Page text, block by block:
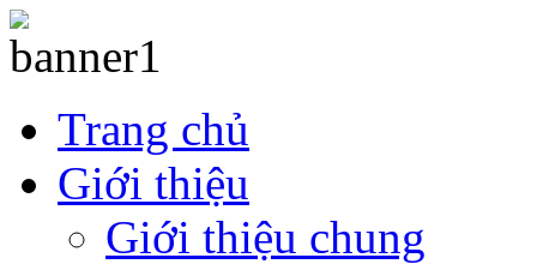
Trang chủ
Giới thiệu
Giới thiệu chung